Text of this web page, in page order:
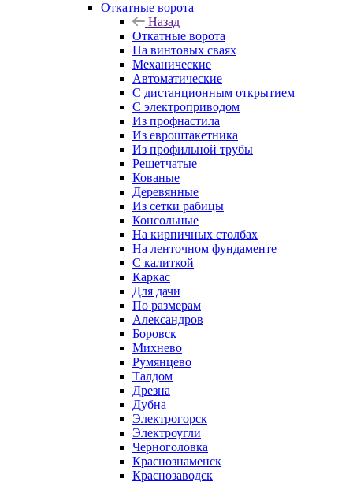
Откатные ворота
Назад
Откатные ворота
На винтовых сваях
Механические
Автоматические
С дистанционным открытием
С электроприводом
Из профнастила
Из евроштакетника
Из профильной трубы
Решетчатые
Кованые
Деревянные
Из сетки рабицы
Консольные
На кирпичных столбах
На ленточном фундаменте
С калиткой
Каркас
Для дачи
По размерам
Александров
Боровск
Михнево
Румянцево
Талдом
Дрезна
Дубна
Электрогорск
Электроугли
Черноголовка
Краснознаменск
Краснозаводск